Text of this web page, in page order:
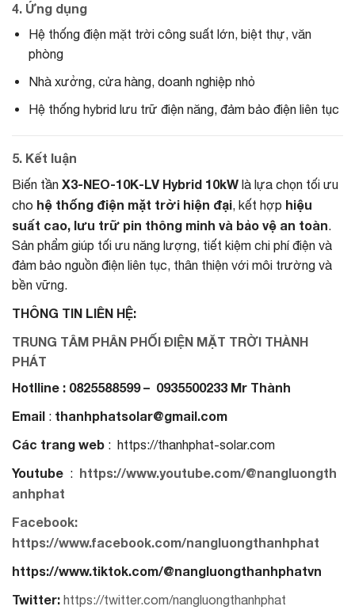
4. Ứng dụng
Hệ thống điện mặt trời công suất lớn, biệt thự, văn
phòng
Nhà xưởng, cửa hàng, doanh nghiệp nhỏ
Hệ thống hybrid lưu trữ điện năng, đảm bảo điện liên tục
5. Kết luận
Biến tần X3-NEO-10K-LV Hybrid 10kW là lựa chọn tối ưu
cho hệ thống điện mặt trời hiện đại, kết hợp hiệu
suất cao, lưu trữ pin thông minh và bảo vệ an toàn.
Sản phẩm giúp tối ưu năng lượng, tiết kiệm chi phí điện và
đảm bảo nguồn điện liên tục, thân thiện với môi trường và
bền vững.
THÔNG TIN LIÊN HỆ:
TRUNG TÂM PHÂN PHỐI ĐIỆN MẶT TRỜI THÀNH
PHÁT
Hotlline : 0825588599 – 0935500233 Mr Thành
Email : thanhphatsolar@gmail.com
Các trang web : https://thanhphat-solar.com
Youtube : https://www.youtube.com/@nangluongth
anhphat
Facebook:
https://www.facebook.com/nangluongthanhphat
https://www.tiktok.com/@nangluongthanhphatvn
Twitter: https://twitter.com/nangluongthanhphat